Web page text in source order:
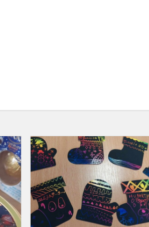
Kuriame
Kalėdinę
nuotaiką